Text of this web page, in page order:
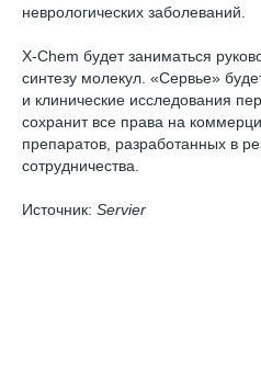
неврологических заболеваний.
X-Chem будет заниматься
синтезу молекул. «Сервье»
и клинические исследования
сохранит все права на
препаратов, разработанных в
сотрудничества.
Источник: Servier